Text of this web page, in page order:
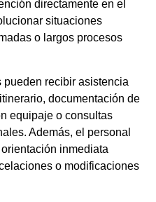
directamente en el
situaciones
o largos procesos
pueden recibir asistencia
documentación de
equipaje o consultas
Además, el personal
inmediata
o modificaciones